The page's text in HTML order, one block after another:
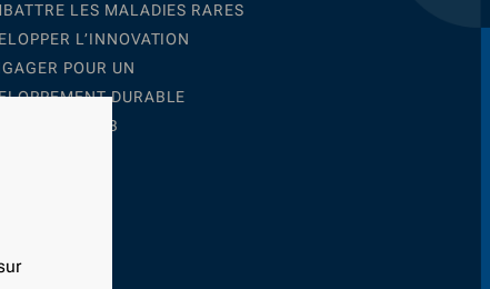
LES MALADIES RARES
L’INNOVATION
POUR UN
DURABLE
LE LFB